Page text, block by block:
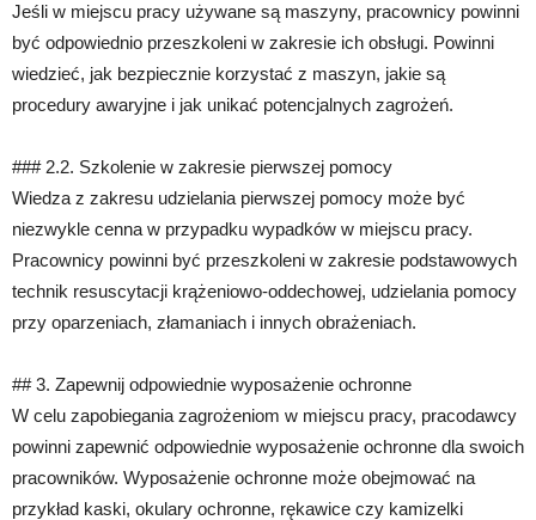
Jeśli w miejscu pracy używane są maszyny, pracownicy powinni
być odpowiednio przeszkoleni w zakresie ich obsługi. Powinni
wiedzieć, jak bezpiecznie korzystać z maszyn, jakie są
procedury awaryjne i jak unikać potencjalnych zagrożeń.
### 2.2. Szkolenie w zakresie pierwszej pomocy
Wiedza z zakresu udzielania pierwszej pomocy może być
niezwykle cenna w przypadku wypadków w miejscu pracy.
Pracownicy powinni być przeszkoleni w zakresie podstawowych
technik resuscytacji krążeniowo-oddechowej, udzielania pomocy
przy oparzeniach, złamaniach i innych obrażeniach.
## 3. Zapewnij odpowiednie wyposażenie ochronne
W celu zapobiegania zagrożeniom w miejscu pracy, pracodawcy
powinni zapewnić odpowiednie wyposażenie ochronne dla swoich
pracowników. Wyposażenie ochronne może obejmować na
przykład kaski, okulary ochronne, rękawice czy kamizelki